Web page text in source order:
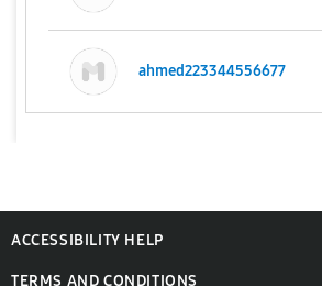
ahmed223344556677
ACCESSIBILITY HELP
TERMS AND CONDITIONS